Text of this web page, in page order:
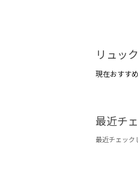
リュッ
現在おすす
最近チ
最近チェック